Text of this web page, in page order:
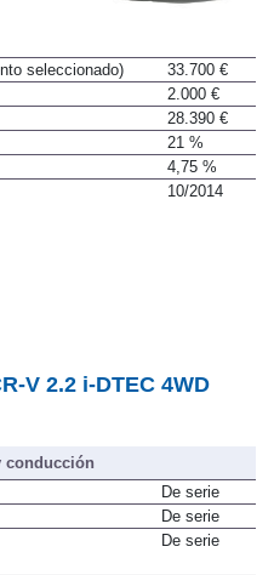
seleccionado)
33.700 €
2.000 €
28.390 €
21 %
4,75 %
10/2014
V 2.2 i-DTEC 4WD
conducción
De serie
De serie
De serie